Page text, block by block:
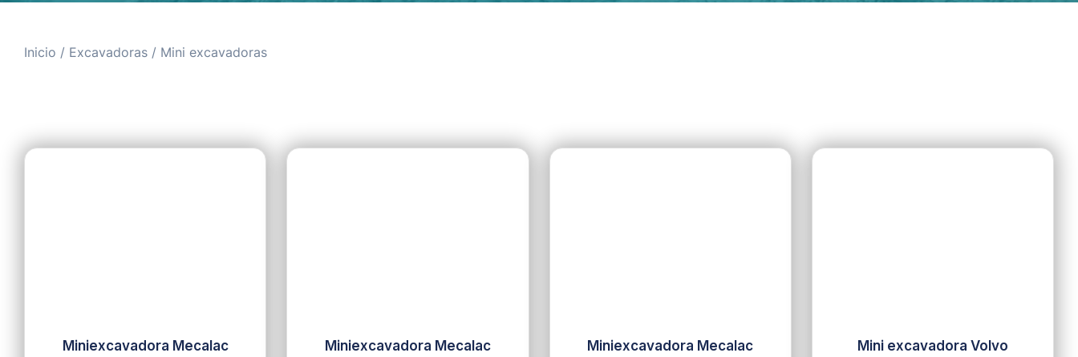
Inicio / Excavadoras / Mini excavadoras
Miniexcavadora Mecalac
Miniexcavadora Mecalac
Miniexcavadora Mecalac
Mini excavadora Volvo